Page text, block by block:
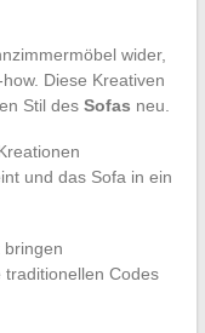
wider,
Diese Kreativen
Stil des Sofas neu.
und das Sofa in ein
Codes